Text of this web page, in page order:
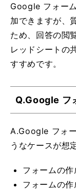
Google フォー
加できますが、
ため、回答の閲
レッドシートの
すすめです。
Q.Google フ
A.Google フォ
うなケースが想
フォームの
フォームの